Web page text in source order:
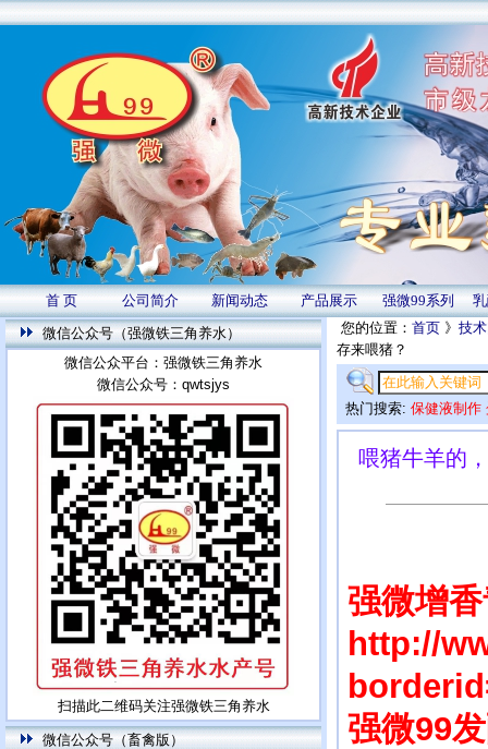
首 页 公司简介 新闻动态 产品展示 强微99系列
微信公众号（强微铁三角养水）
微信公众平台：强微铁三角养水
微信公众号：qwtsjys
扫描此二维码关注强微铁三角养水
微信公众号（畜禽版）
您的位置： 首页 》 技
存来喂猪？
热门搜索: 保健液制作
喂猪牛羊的
强微增
http://
强微99